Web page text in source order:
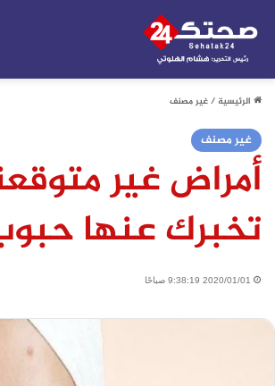
الرئيسية/غير مصنف
غير مصنف
أمراض غير
تخبرك عنها
2020/01/01 9:38:19 صباحًا